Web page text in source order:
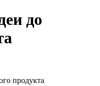
до
продукта